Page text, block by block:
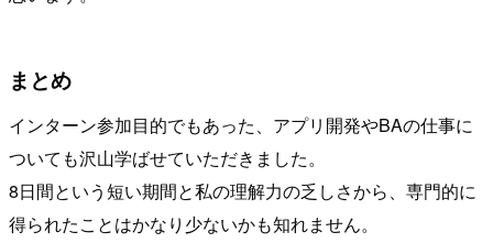
まとめ
インターン参加目的でもあった、アプリ開発やBAの仕事に
ついても沢山学ばせていただきました。
8日間という短い期間と私の理解力の乏しさから、専門的に
得られたことはかなり少ないかも知れません。